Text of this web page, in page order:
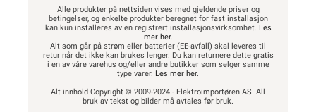
Alle produkter på nettsiden vises med gjeldende priser og
betingelser, og enkelte produkter beregnet for fast installasjon
kan kun installeres av en registrert installasjonsvirksomhet. Les
mer her.
Alt som går på strøm eller batterier (EE-avfall) skal leveres til
retur når det ikke kan brukes lenger. Du kan returnere dette gratis
i en av våre varehus og/eller andre butikker som selger samme
type varer. Les mer her.
Alt innhold Copyright © 2009-2024 - Elektroimportøren AS. All
bruk av tekst og bilder må avtales før bruk.